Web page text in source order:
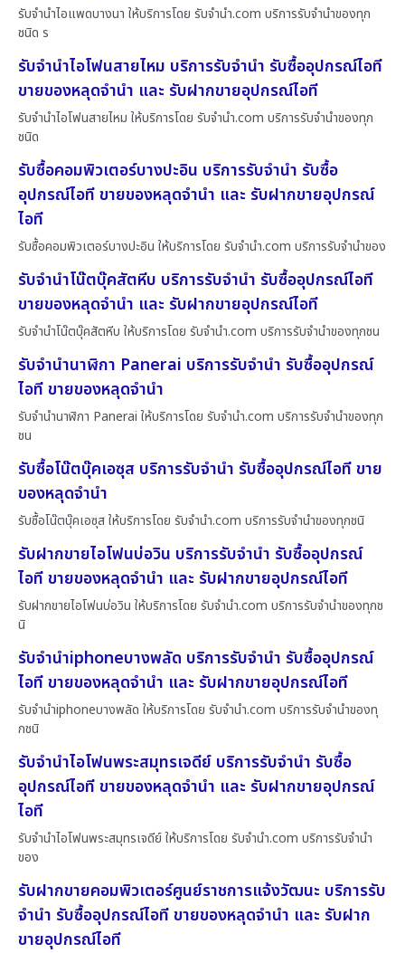
รับจำนำไอแพดบางนา ให้บริการโดย รับจํานํา.com บริการรับจำนำของทุก
ชนิด ร
รับจำนำไอโฟนสายไหม บริการรับจำนำ รับซื้ออุปกรณ์ไอที
ขายของหลุดจำนำ และ รับฝากขายอุปกรณ์ไอที
รับจำนำไอโฟนสายไหม ให้บริการโดย รับจํานํา.com บริการรับจำนำของทุก
ชนิด
รับซื้อคอมพิวเตอร์บางปะอิน บริการรับจำนำ รับซื้อ
อุปกรณ์ไอที ขายของหลุดจำนำ และ รับฝากขายอุปกรณ์
ไอที
รับซื้อคอมพิวเตอร์บางปะอิน ให้บริการโดย รับจํานํา.com บริการรับจำนำของ
รับจำนำโน๊ตบุ๊คสัตหีบ บริการรับจำนำ รับซื้ออุปกรณ์ไอที
ขายของหลุดจำนำ และ รับฝากขายอุปกรณ์ไอที
รับจำนำโน๊ตบุ๊คสัตหีบ ให้บริการโดย รับจํานํา.com บริการรับจำนำของทุกชน
รับจำนำนาฬิกา Panerai บริการรับจำนำ รับซื้ออุปกรณ์
ไอที ขายของหลุดจำนำ
รับจำนำนาฬิกา Panerai ให้บริการโดย รับจํานํา.com บริการรับจำนำของทุก
ชน
รับซื้อโน๊ตบุ๊คเอซุส บริการรับจำนำ รับซื้ออุปกรณ์ไอที ขาย
ของหลุดจำนำ
รับซื้อโน๊ตบุ๊คเอซุส ให้บริการโดย รับจํานํา.com บริการรับจำนำของทุกชนิ
รับฝากขายไอโฟนบ่อวิน บริการรับจำนำ รับซื้ออุปกรณ์
ไอที ขายของหลุดจำนำ และ รับฝากขายอุปกรณ์ไอที
รับฝากขายไอโฟนบ่อวิน ให้บริการโดย รับจํานํา.com บริการรับจำนำของทุกช
นิ
รับจำนำiphoneบางพลัด บริการรับจำนำ รับซื้ออุปกรณ์
ไอที ขายของหลุดจำนำ และ รับฝากขายอุปกรณ์ไอที
รับจำนำiphoneบางพลัด ให้บริการโดย รับจํานํา.com บริการรับจำนำของทุ
กชนิ
รับจำนำไอโฟนพระสมุทรเจดีย์ บริการรับจำนำ รับซื้อ
อุปกรณ์ไอที ขายของหลุดจำนำ และ รับฝากขายอุปกรณ์
ไอที
รับจำนำไอโฟนพระสมุทรเจดีย์ ให้บริการโดย รับจํานํา.com บริการรับจำนำ
ของ
รับฝากขายคอมพิวเตอร์ศูนย์ราชการแจ้งวัฒนะ บริการรับ
จำนำ รับซื้ออุปกรณ์ไอที ขายของหลุดจำนำ และ รับฝาก
ขายอุปกรณ์ไอที